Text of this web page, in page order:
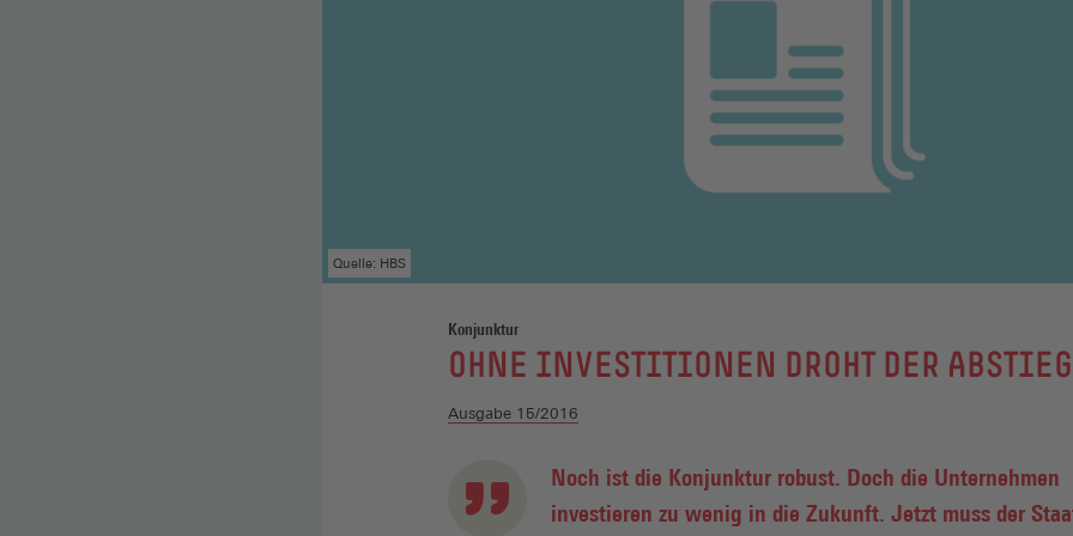
Quelle: HBS
Konjunktur
:
OHNE INVESTITIONEN DROHT DER ABSTIEG
Ausgabe 15/2016
Noch ist die Konjunktur robust. Doch die Unternehmen
investieren zu wenig in die Zukunft. Jetzt muss der